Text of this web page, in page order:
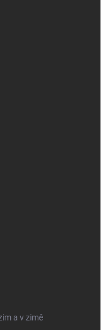
a v zimě